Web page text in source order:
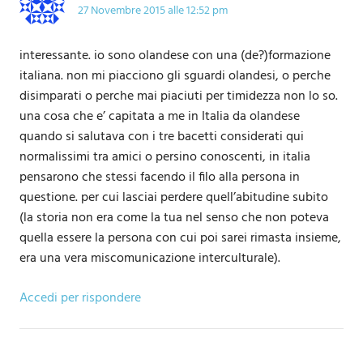
27 Novembre 2015 alle 12:52 pm
interessante. io sono olandese con una (de?)formazione
italiana. non mi piacciono gli sguardi olandesi, o perche
disimparati o perche mai piaciuti per timidezza non lo so.
una cosa che e’ capitata a me in Italia da olandese
quando si salutava con i tre bacetti considerati qui
normalissimi tra amici o persino conoscenti, in italia
pensarono che stessi facendo il filo alla persona in
questione. per cui lasciai perdere quell’abitudine subito
(la storia non era come la tua nel senso che non poteva
quella essere la persona con cui poi sarei rimasta insieme,
era una vera miscomunicazione interculturale).
Accedi per rispondere